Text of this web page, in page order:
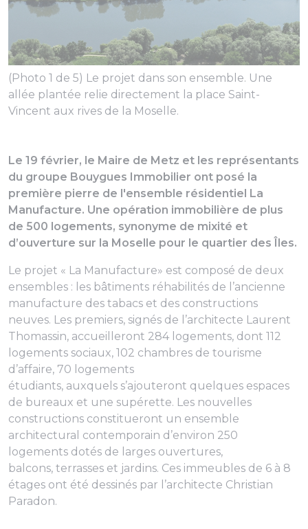
(Photo 1 de 5) Le projet dans son ensemble. Une
allée plantée relie directement la place Saint-
Vincent aux rives de la Moselle.
Le 19 février, le Maire de Metz et les représentants
du groupe Bouygues Immobilier ont posé la
première pierre de l'ensemble résidentiel La
Manufacture. Une opération immobilière de plus
de 500 logements, synonyme de mixité et
d’ouverture sur la Moselle pour le quartier des Îles.
Le projet « La Manufacture» est composé de deux
ensembles : les bâtiments réhabilités de l’ancienne
manufacture des tabacs et des constructions
neuves. Les premiers, signés de l’architecte Laurent
Thomassin, accueilleront 284 logements, dont 112
logements sociaux, 102 chambres de tourisme
d’affaire, 70 logements
étudiants, auxquels s’ajouteront quelques espaces
de bureaux et une supérette. Les nouvelles
constructions constitueront un ensemble
architectural contemporain d’environ 250
logements dotés de larges ouvertures,
balcons, terrasses et jardins. Ces immeubles de 6 à 8
étages ont été dessinés par l’architecte Christian
Paradon.